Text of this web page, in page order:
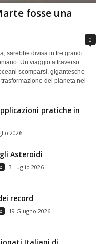
fosse una
0
sarebbe divisa in tre grandi
Un viaggio attraverso
scomparsi, gigantesche
del pianeta nel
pratiche in
2026
Asteroidi
3 Luglio 2026
record
19 Giugno 2026